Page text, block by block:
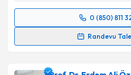
Takvim Talebini
0 (850) 811
Randevu
Randevu Takvimi Talebi